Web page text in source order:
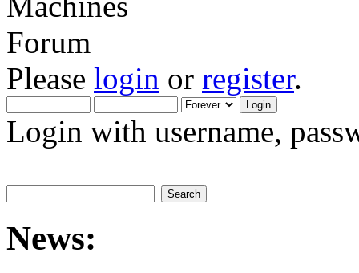
Please login or register.
Login with username,
News: